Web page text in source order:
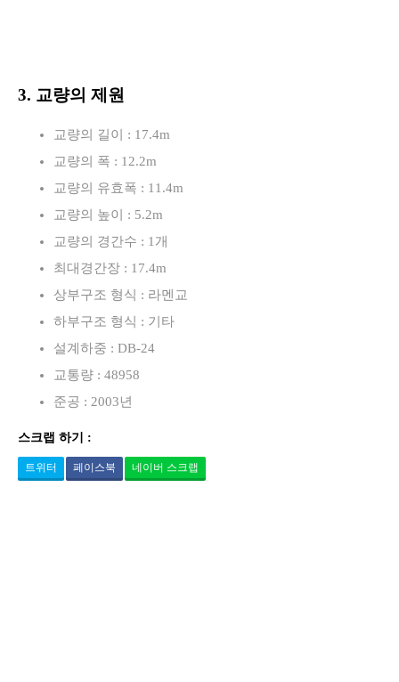
3. 교량의 제원
교량의 길이 : 17.4m
교량의 폭 : 12.2m
교량의 유효폭 : 11.4m
교량의 높이 : 5.2m
교량의 경간수 : 1개
최대경간장 : 17.4m
상부구조 형식 : 라멘교
하부구조 형식 : 기타
설계하중 : DB-24
교통량 : 48958
준공 : 2003년
스크랩 하기 :
트위터 페이스북 네이버 스크랩